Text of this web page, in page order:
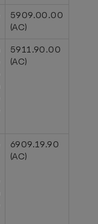
5909.00.00
(AC)
5911.90.00
(AC)
6909.19.90
(AC)